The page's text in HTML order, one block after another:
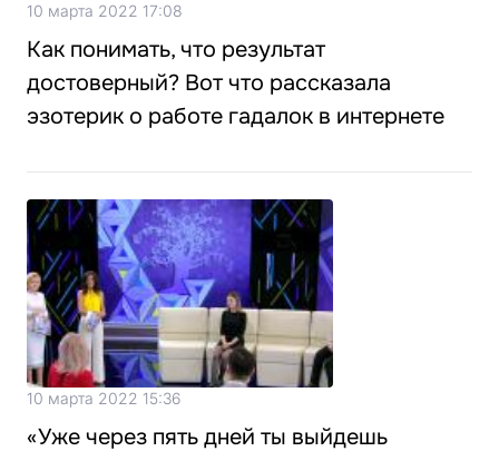
10 марта 2022 17:08
Как понимать, что результат
достоверный? Вот что рассказала
эзотерик о работе гадалок в интернете
10 марта 2022 15:36
«Уже через пять дней ты выйдешь